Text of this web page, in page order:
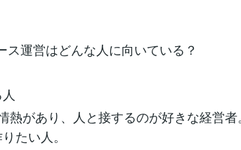
ス運営はどんな人に向いている？
熱があり、人と接するのが好きな経営
たい人。